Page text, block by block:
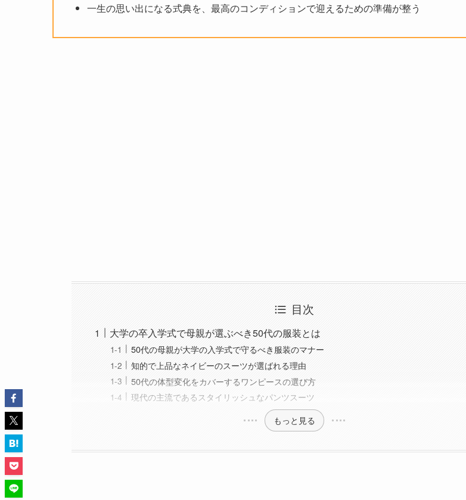
一生の思い出になる式典を、最高のコンディションで迎えるための準備が整う
目次
大学の卒入学式で母親が選ぶべき50代の服装とは
50代の母親が大学の入学式で守るべき服装のマナー
知的で上品なネイビーのスーツが選ばれる理由
50代の体型変化をカバーするワンピースの選び方
現代の主流であるスタイリッシュなパンツスーツ
もっと見る